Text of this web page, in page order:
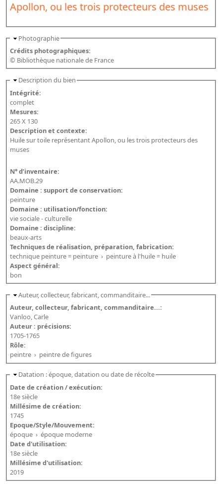
Bibliographie historique de la Bibliothèque nationale de
Dictionnaire de la BnF
Dictionnaire BnF : recherche avancée
Dictionnaire BnF : index
Dictionnaire des fonds spéciaux et des principales collections et
provenances
Recherche de fonds, collections et provenances
L'histoire de la BnF en objets
Organigrammes de la bibliothèque
Rapports d'activité de la Bibliothèque
Répertoire
Répertoire des catalogues d'expositions
Répertoire des catalogues
Répertoire des manuscrits du XXe siècle
Publications
Ouvrages et documents sur la BnF numérisés dans Gallica
Revue de la Bibliothèque nationale de France
Directeurs de la Bibliothèque nationale du XIVe siècle à nos jours
Listes et biographies des directeurs de départements
Implantations de la Bibliothèque nationale de France
Le fil de l'histoire (frise chonologique)
La Bibliothèque nationale de France à livre ouvert
Richelieu, Bibliothèques - Musée - Galeries
Gallica - Son histoire
Dépôt de la Commission de récupération artistique
Appels
Apollon, ou les trois protecteurs des muses
Photographie
Crédits photographiques:
© Bibliothèque nationale de France
Description du bien
Intégrité:
complet
Mesures:
265 X 130
Description et contexte:
Huile sur toile représentant Apollon, ou les trois protecteurs des
muses
N° d’inventaire:
AA.MOB.29
Domaine : support de conservation:
peinture
Domaine : utilisation/fonction:
vie sociale - culturelle
Domaine : discipline:
beaux-arts
Techniques de réalisation, préparation, fabrication:
technique peinture = peinture › peinture à l'huile = huile
Aspect général:
bon
Auteur, collecteur, fabricant, commanditaire...
Auteur, collecteur, fabricant, commanditaire...:
Vanloo, Carle
Auteur : précisions:
1705-1765
Rôle:
peintre › peintre de figures
Datation : époque, datation ou date de récolte
Date de création / exécution:
18e siècle
Millésime de création:
1745
Epoque/Style/Mouvement:
époque › époque moderne
Date d'utilisation:
18e siècle
Millésime d'utilisation:
2019